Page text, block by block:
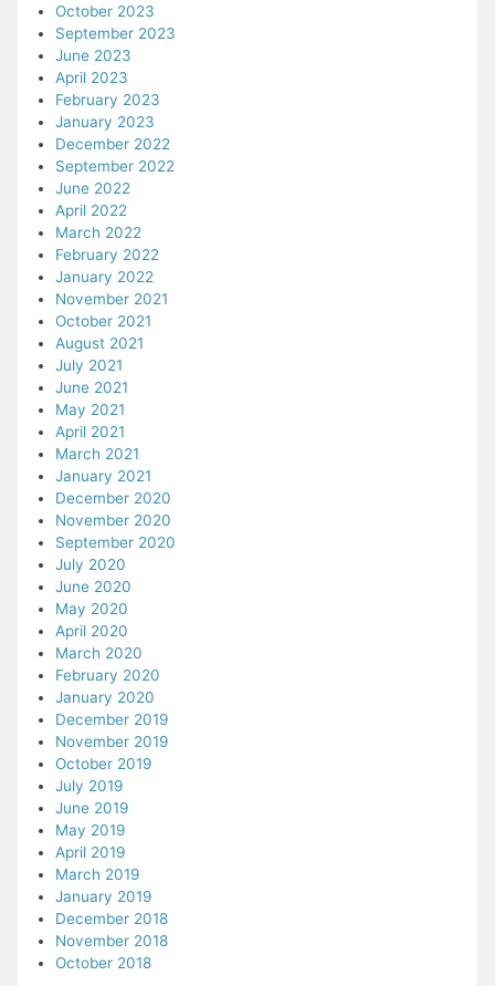
October 2023
September 2023
June 2023
April 2023
February 2023
January 2023
December 2022
September 2022
June 2022
April 2022
March 2022
February 2022
January 2022
November 2021
October 2021
August 2021
July 2021
June 2021
May 2021
April 2021
March 2021
January 2021
December 2020
November 2020
September 2020
July 2020
June 2020
May 2020
April 2020
March 2020
February 2020
January 2020
December 2019
November 2019
October 2019
July 2019
June 2019
May 2019
April 2019
March 2019
January 2019
December 2018
November 2018
October 2018